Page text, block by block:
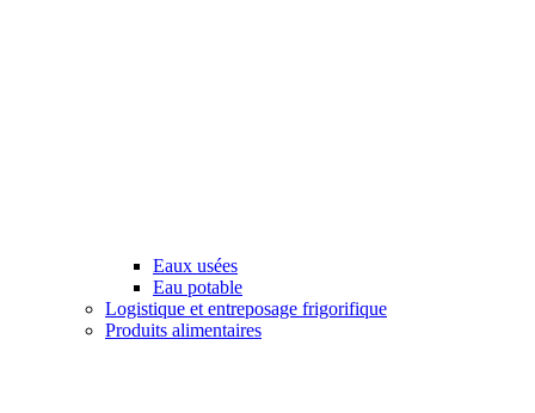
Eaux usées
Eau potable
Logistique et entreposage frigorifique
Produits alimentaires